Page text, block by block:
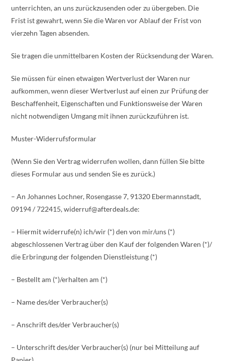
unterrichten, an uns zurückzusenden oder zu übergeben. Die
Frist ist gewahrt, wenn Sie die Waren vor Ablauf der Frist von
vierzehn Tagen absenden.
Sie tragen die unmittelbaren Kosten der Rücksendung der Waren.
Sie müssen für einen etwaigen Wertverlust der Waren nur
aufkommen, wenn dieser Wertverlust auf einen zur Prüfung der
Beschaffenheit, Eigenschaften und Funktionsweise der Waren
nicht notwendigen Umgang mit ihnen zurückzuführen ist.
Muster-Widerrufsformular
(Wenn Sie den Vertrag widerrufen wollen, dann füllen Sie bitte
dieses Formular aus und senden Sie es zurück.)
– An Johannes Lochner, Rosengasse 7, 91320 Ebermannstadt,
09194 / 722415, widerruf@afterdeals.de:
– Hiermit widerrufe(n) ich/wir (*) den von mir/uns (*)
abgeschlossenen Vertrag über den Kauf der folgenden Waren (*)/
die Erbringung der folgenden Dienstleistung (*)
– Bestellt am (*)/erhalten am (*)
– Name des/der Verbraucher(s)
– Anschrift des/der Verbraucher(s)
– Unterschrift des/der Verbraucher(s) (nur bei Mitteilung auf